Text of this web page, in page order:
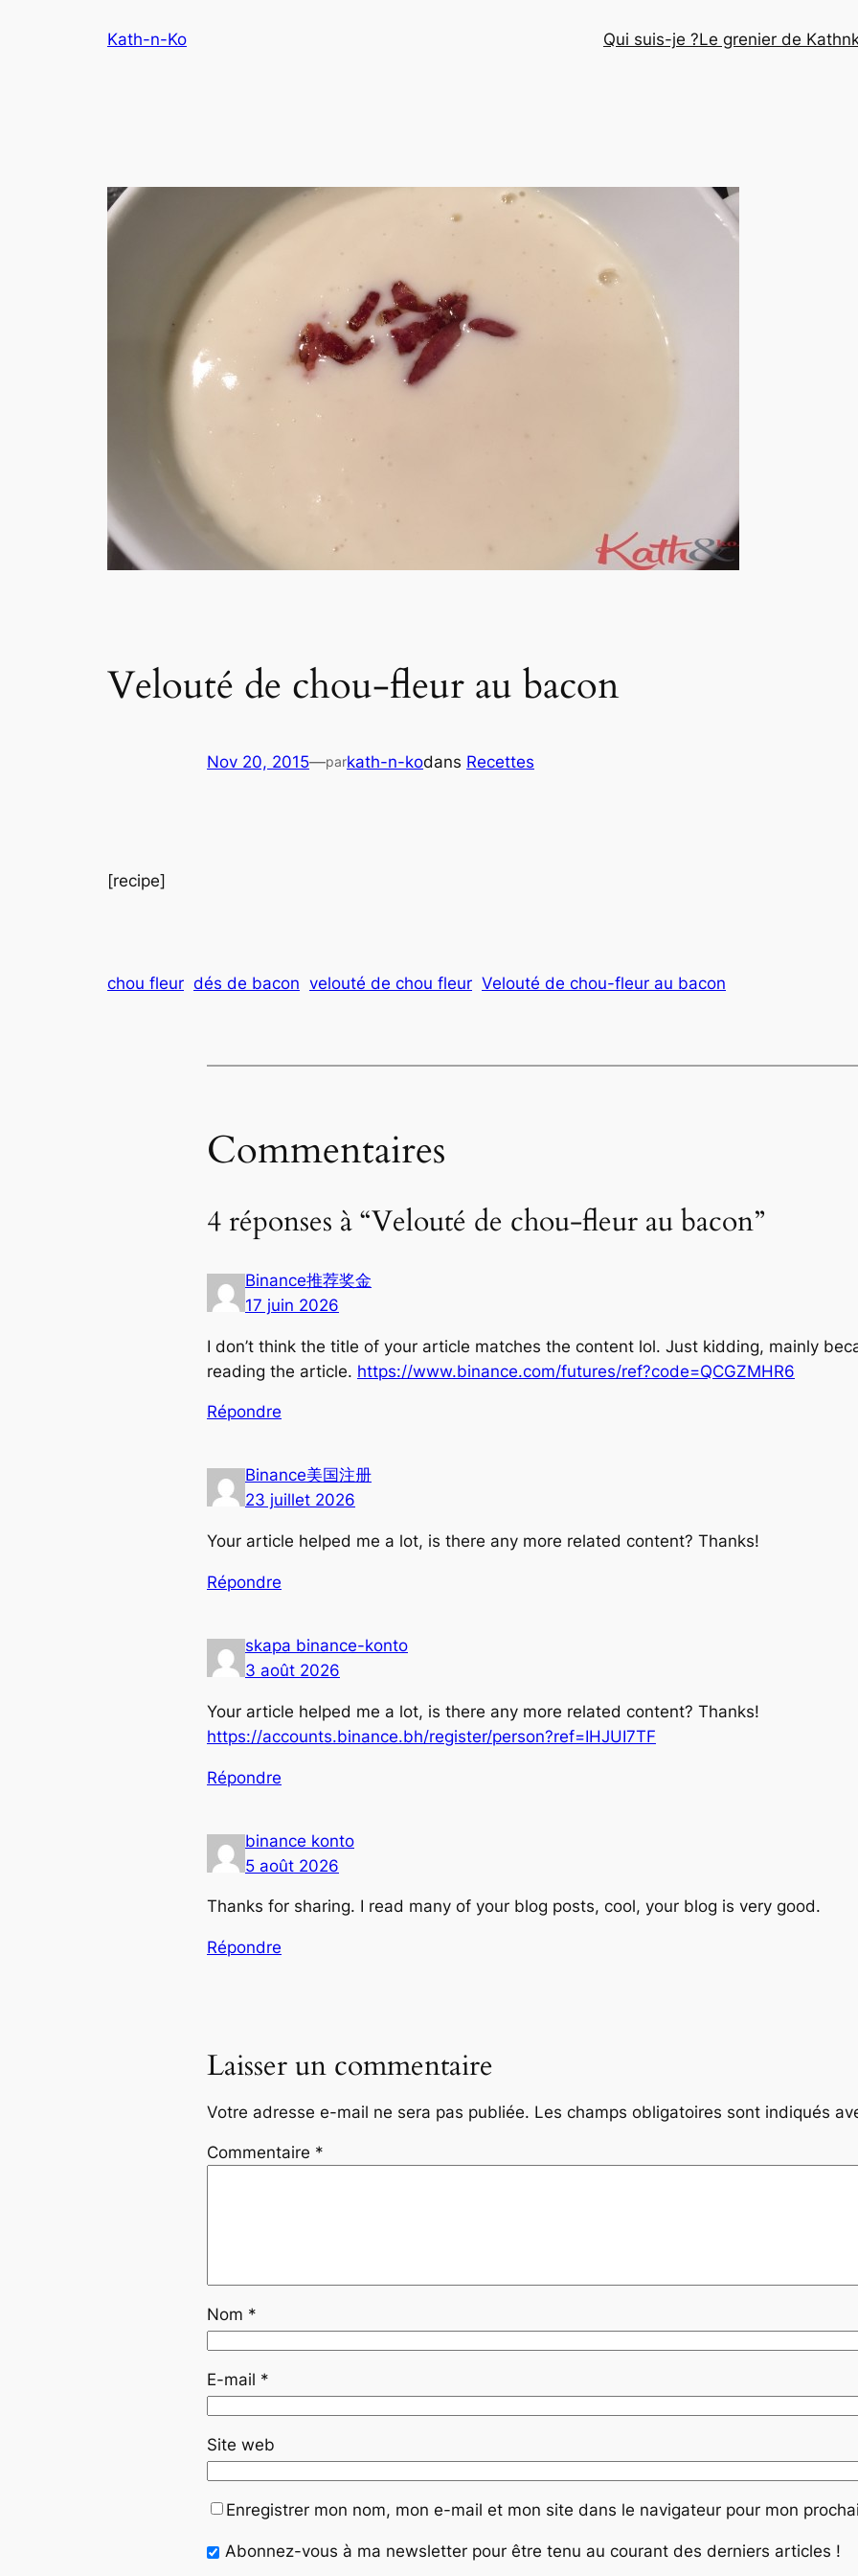
Kath-n-Ko Qui suis-je ?Le grenier de
Velouté de chou-fleur au bacon
Nov 20, 2015—parkath-n-kodans Recettes
[recipe]
chou fleur dés de bacon velouté de chou fleur Velouté de chou-fleur au bacon
Commentaires
4 réponses à “Velouté de chou-fleur au bacon”
Binance推荐奖金
17 juin 2026
I don’t think the title of your article matches the content lol. Just kidding, mainly
reading the article. https://www.binance.com/futures/ref?code=QCGZMHR6
Répondre
Binance美国注册
23 juillet 2026
Your article helped me a lot, is there any more related content? Thanks!
Répondre
skapa binance-konto
3 août 2026
Your article helped me a lot, is there any more related content? Thanks!
https://accounts.binance.bh/register/person?ref=IHJUI7TF
Répondre
binance konto
5 août 2026
Thanks for sharing. I read many of your blog posts, cool, your blog is very good.
Répondre
Laisser un commentaire
Votre adresse e-mail ne sera pas publiée. Les champs obligatoires sont indiqués
Commentaire *
Nom *
E-mail *
Site web
Enregistrer mon nom, mon e-mail et mon site dans le navigateur pour mon
Abonnez-vous à ma newsletter pour être tenu au courant des derniers articles !